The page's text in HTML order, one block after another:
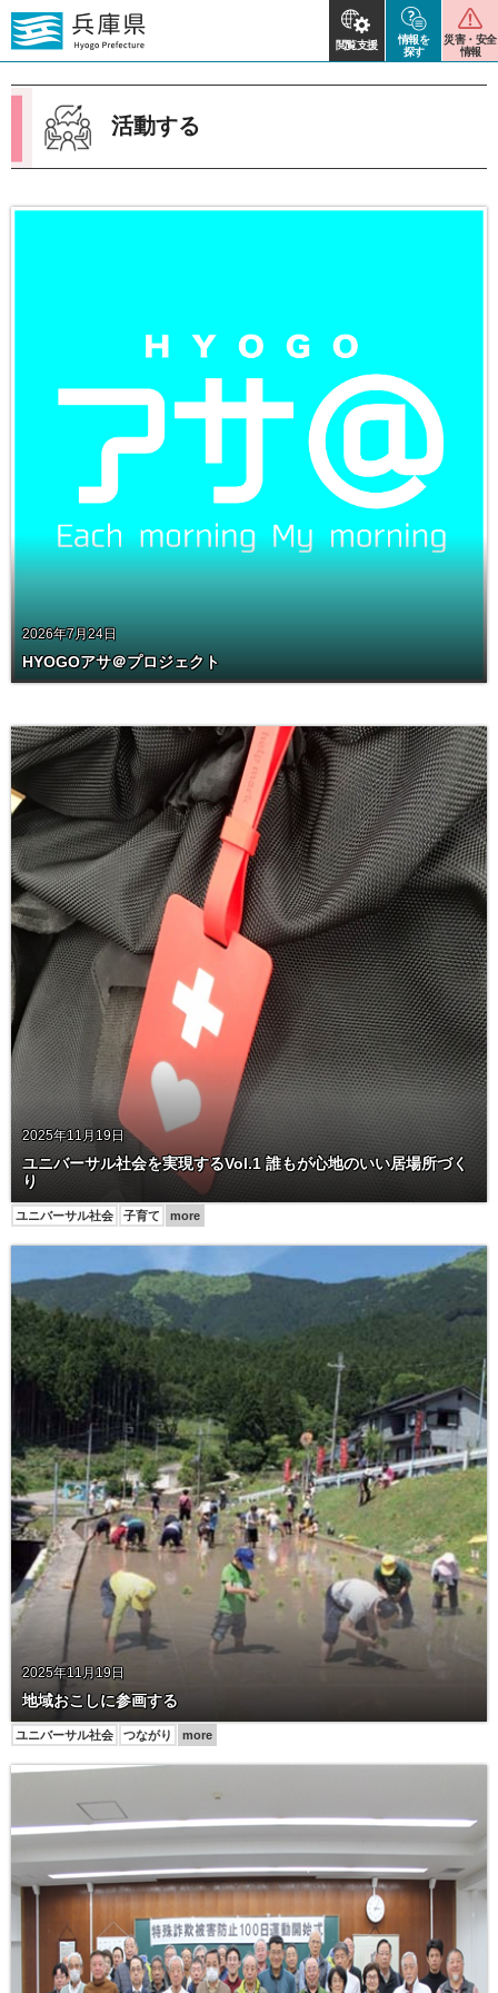
閲覧支援
情報を
探す
災害・安全
情報
活動する
2026年7月24日
HYOGOアサ＠プロジェクト
2025年11月19日
ユニバーサル社会を実現するVol.1 誰もが心地のいい居場所づく
り
ユニバーサル社会 子育て more
2025年11月19日
地域おこしに参画する
ユニバーサル社会 つながり more